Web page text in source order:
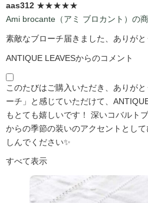
aas312 ★★★★★
Ami brocante（アミ ブロカント）の
素敵なブローチ届きました、ありがと
ANTIQUE LEAVESからのコメント
このたびはご購入いただき、ありが
ーチ」と感じていただけて、
もとても嬉しいです！ 深いコバルト
からの季節の装いのアクセントとし
しんでください✨
すべて表示